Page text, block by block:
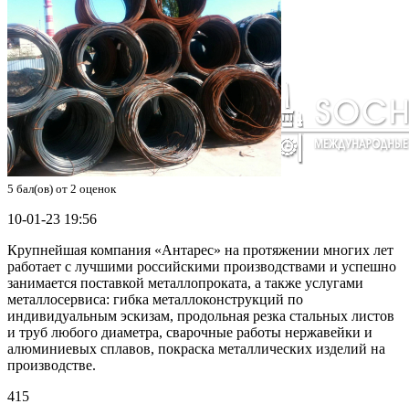
5 бал(ов) от 2 оценок
10-01-23 19:56
Крупнейшая компания «Антарес» на протяжении многих лет
работает с лучшими российскими производствами и успешно
занимается поставкой металлопроката, а также услугами
металлосервиса: гибка металлоконструкций по
индивидуальным эскизам, продольная резка стальных листов
и труб любого диаметра, сварочные работы нержавейки и
алюминиевых сплавов, покраска металлических изделий на
производстве.
415